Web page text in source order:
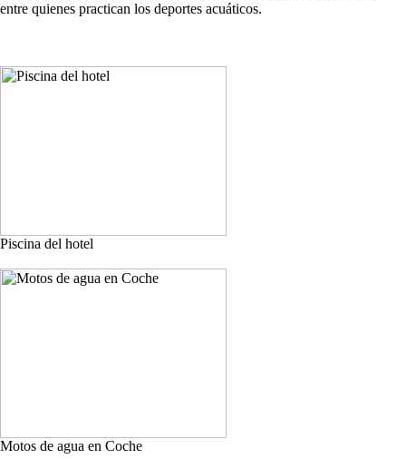
entre quienes practican los deportes acuáticos.
Piscina del hotel
Motos de agua en Coche